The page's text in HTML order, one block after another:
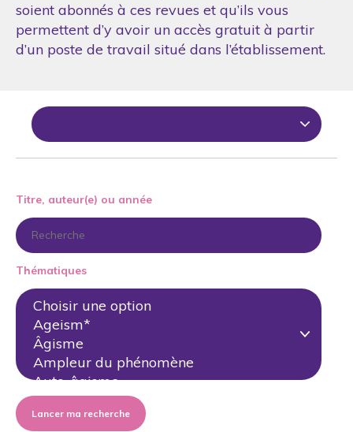
soient abonnés à ces revues et qu’ils vous
permettent d’y avoir un accès gratuit à partir
d’un poste de travail situé dans l’établissement.
Titre, auteur(e) ou année
Thématiques
Lancer ma recherche